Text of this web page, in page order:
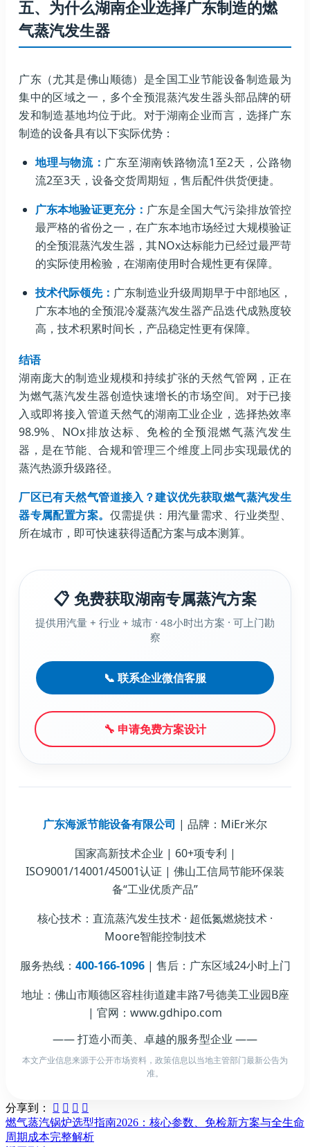
五、为什么湖南企业选择广东制造的燃
气蒸汽发生器
广东（尤其是佛山顺德）是全国工业节能设备制造最为
集中的区域之一，多个全预混蒸汽发生器头部品牌的研
发和制造基地均位于此。对于湖南企业而言，选择广东
制造的设备具有以下实际优势：
地理与物流： 广东至湖南铁路物流1至2天，公路物
流2至3天，设备交货周期短，售后配件供货便捷。
广东本地验证更充分： 广东是全国大气污染排放管控
最严格的省份之一，在广东本地市场经过大规模验证
的全预混蒸汽发生器，其NOx达标能力已经过最严苛
的实际使用检验，在湖南使用时合规性更有保障。
技术代际领先： 广东制造业升级周期早于中部地区，
广东本地的全预混冷凝蒸汽发生器产品迭代成熟度较
高，技术积累时间长，产品稳定性更有保障。
结语
湖南庞大的制造业规模和持续扩张的天然气管网，正在
为燃气蒸汽发生器创造快速增长的市场空间。对于已接
入或即将接入管道天然气的湖南工业企业，选择热效率
98.9%、NOx排放达标、免检的全预混燃气蒸汽发生
器，是在节能、合规和管理三个维度上同步实现最优的
蒸汽热源升级路径。
厂区已有天然气管道接入？建议优先获取燃气蒸汽发生
器专属配置方案。 仅需提供：用汽量需求、行业类型、
所在城市，即可快速获得适配方案与成本测算。
📋 免费获取湖南专属蒸汽方案
提供用汽量 + 行业 + 城市 · 48小时出方案 · 可上门勘
察
📞 联系企业微信客服
🔧 申请免费方案设计
广东海派节能设备有限公司 | 品牌：MiEr米尔
国家高新技术企业 | 60+项专利 |
ISO9001/14001/45001认证 | 佛山工信局节能环保装
备“工业优质产品”
核心技术：直流蒸汽发生技术 · 超低氮燃烧技术 ·
Moore智能控制技术
服务热线： 400-166-1096| 售后：广东区域24小时上门
地址：佛山市顺德区容桂街道建丰路7号德美工业园B座
| 官网：www.gdhipo.com
—— 打造小而美、卓越的服务型企业 ——
本文产业信息来源于公开市场资料，政策信息以当地主管部门最新公告为
准。
分享到：    
燃气蒸汽锅炉选型指南2026：核心参数、免检新方案与全生命
周期成本完整解析